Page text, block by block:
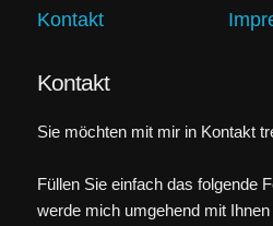
Kontakt
Kontakt
Sie möchten mit mir in Kontakt
Füllen Sie einfach das folgende
werde mich umgehend mit